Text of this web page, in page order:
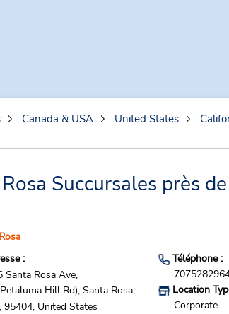
Canada & USA United States
Succursales près
:
Santa Rosa Ave,
Hill Rd), Santa Rosa,
95404, United States
Téléphone :
Location
Corporate